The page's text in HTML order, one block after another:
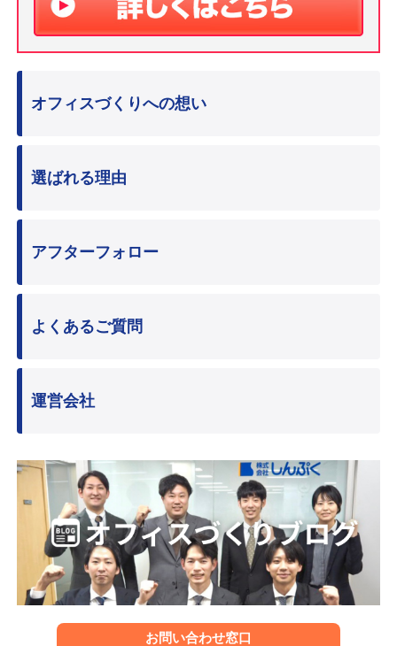
オフィスづくりへの想い
選ばれる理由
アフターフォロー
よくあるご質問
運営会社
お問い合わせ窓口